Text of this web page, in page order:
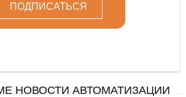
НОВОСТИ АВТОМАТИЗАЦИИ